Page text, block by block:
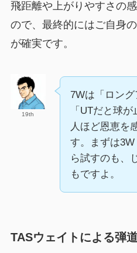
飛距離や上がりやすさの
ので、最終的にはご自身
が確実です。
19th
7Wは「ロング
「UTだと球
人ほど恩恵を
す。まずは
ら試すのも、
もですよ。
TASウェイトによる弾